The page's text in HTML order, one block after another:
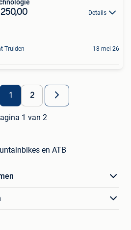
Details
Truiden 18 mei 26
1 2
1 van 2
en ATB